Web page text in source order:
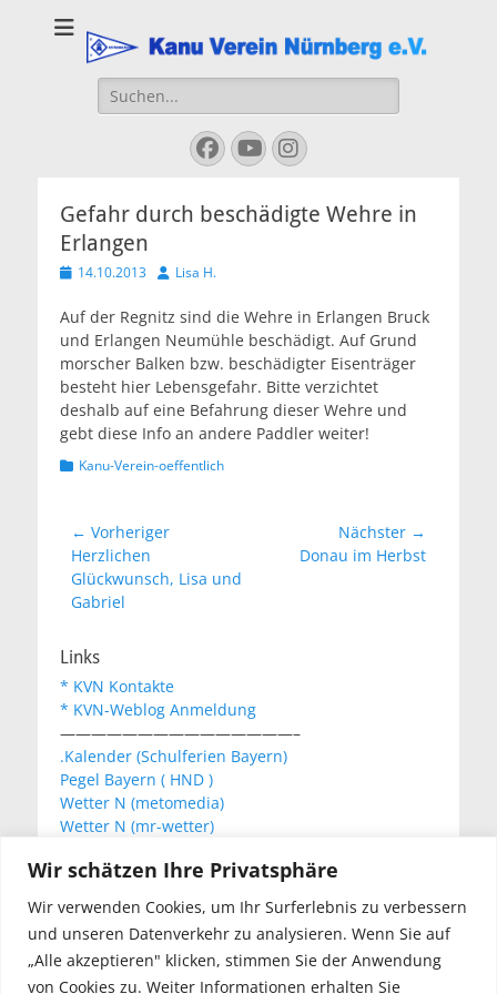
Wir schätzen Ihre Privatsphäre
Wir verwenden Cookies, um Ihr Surferlebnis zu verbessern
und unseren Datenverkehr zu analysieren. Wenn Sie auf
„Alle akzeptieren" klicken, stimmen Sie der Anwendung
von Cookies zu. Weiter Informationen erhalten Sie
Kanu Verein
Nuernberg
Suchen
nach:
Facebook
YouTube
Instagram
Gefahr durch beschädigte Wehre in
Erlangen
Veröffentlicht
14.10.2013 AutorLisa H.
Auf der Regnitz sind die Wehre in Erlangen Bruck
und Erlangen Neumühle beschädigt. Auf Grund
morscher Balken bzw. beschädigter Eisenträger
besteht hier Lebensgefahr. Bitte verzichtet
deshalb auf eine Befahrung dieser Wehre und
gebt diese Info an andere Paddler weiter!
Kategorien
Kanu-Verein-oeffentlich
Beitragsnavigation
← Vorheriger
Vorheriger
Beitrag:
Herzlichen
Glückwunsch, Lisa und
Gabriel
Nächster →
NächsterDonau im Herbst
Links
* KVN Kontakte
* KVN-Weblog Anmeldung
———————————————–
.Kalender (Schulferien Bayern)
Pegel Bayern ( HND )
Wetter N (metomedia)
Wetter N (mr-wetter)
KVN Newsletter
Your email: